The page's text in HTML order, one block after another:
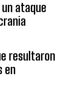
ataque
resultaron
en